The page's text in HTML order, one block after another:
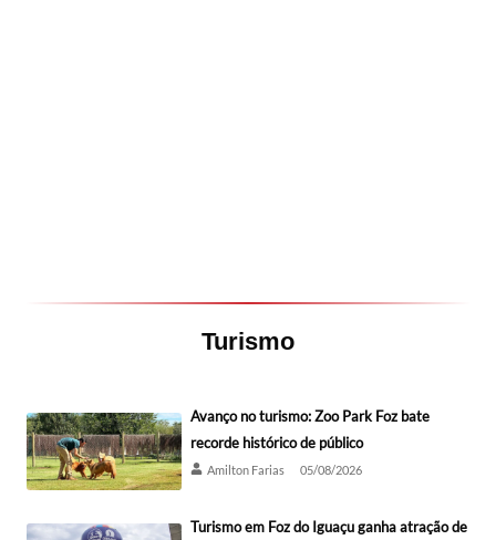
Turismo
Avanço no turismo: Zoo Park Foz bate
recorde histórico de público
Amilton Farias 05/08/2026
Turismo em Foz do Iguaçu ganha atração de